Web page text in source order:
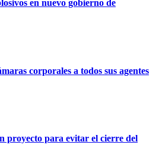
en nuevo gobierno de
corporales a todos sus agentes
proyecto para evitar el cierre del